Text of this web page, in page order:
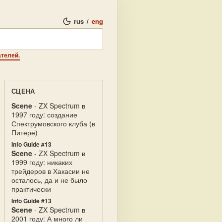
rus / eng
СЦЕНА
Scene - ZX Spectrum в
1997 году: создание
Спектрумовского клуба (в
Питере)
Info Guide #13
Scene - ZX Spectrum в
1999 году: никаких
трейдеров в Хакасии не
осталось, да и не было
практически
Info Guide #13
Scene - ZX Spectrum в
2001 году: А много ли